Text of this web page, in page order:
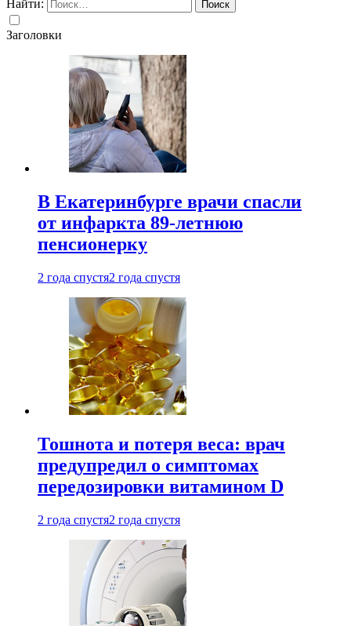
Найти:
Заголовки
В Екатеринбурге врачи спасли
от инфаркта 89-летнюю
пенсионерку
2 года спустя2 года спустя
Тошнота и потеря веса: врач
предупредил о симптомах
передозировки витамином D
2 года спустя2 года спустя